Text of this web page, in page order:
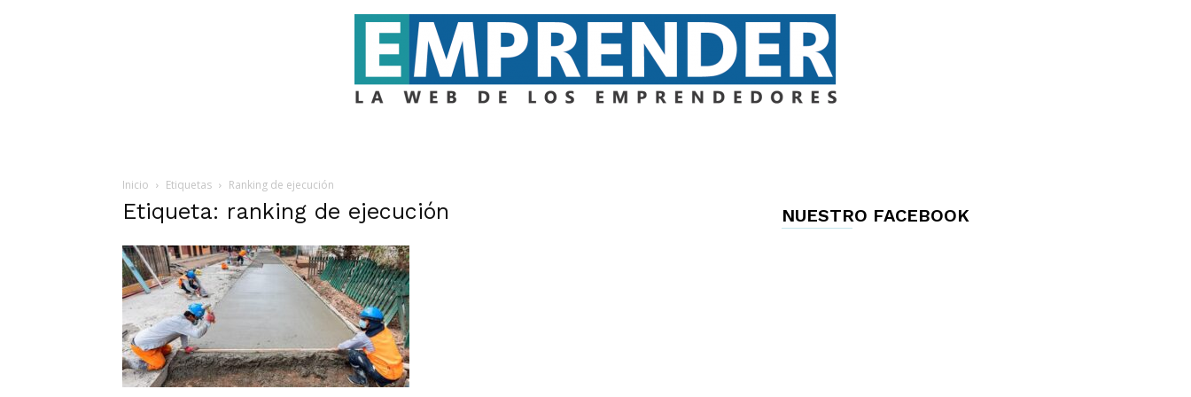
Inicio
Etiquetas Ranking de ejecución
Etiqueta: ranking de ejecución NUESTRO FACEBOOK